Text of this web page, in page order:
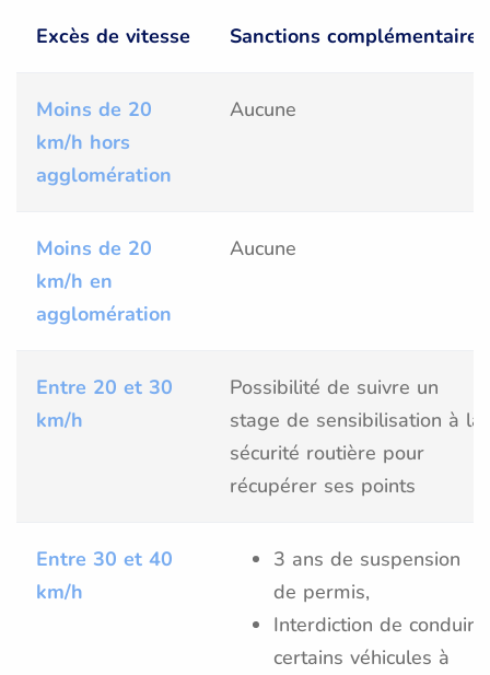
Excès de vitesse Sanctions complémentaires
Moins de 20
km/h hors
agglomération
Aucune
Moins de 20
km/h en
agglomération
Aucune
Entre 20 et 30
km/h
Possibilité de suivre un
stage de sensibilisation à la
sécurité routière pour
récupérer ses points
Entre 30 et 40
km/h
3 ans de suspension
de permis,
Interdiction de conduire
certains véhicules à